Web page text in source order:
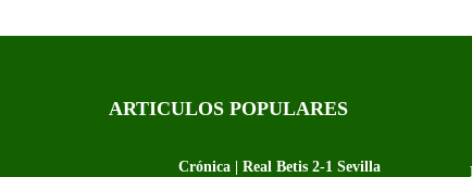
ARTICULOS POPULARES
Crónica | Real Betis 2-1 Sevilla